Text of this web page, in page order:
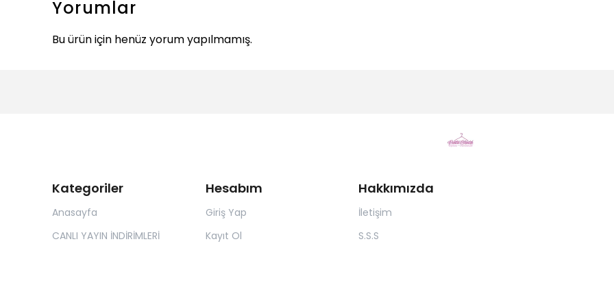
Yorumlar
Bu ürün için henüz yorum yapılmamış.
Kategoriler
Anasayfa
CANLI YAYIN İNDİRİMLERİ
Hesabım
Giriş Yap
Kayıt Ol
Hakkımızda
İletişim
S.S.S